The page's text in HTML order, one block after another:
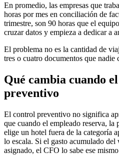
En promedio, las empresas que
horas por mes en conciliación de
trimestre, son 90 horas que el
cruzar datos y empieza a dedicar a
El problema no es la cantidad de
tres o cuatro documentos que nadie
Qué cambia cuando
preventivo
El control preventivo no significa
que cuando el empleado reserva, la
elige un hotel fuera de la categoría
lo escala. Si el gasto acumulado del
asignado, el CFO lo sabe ese